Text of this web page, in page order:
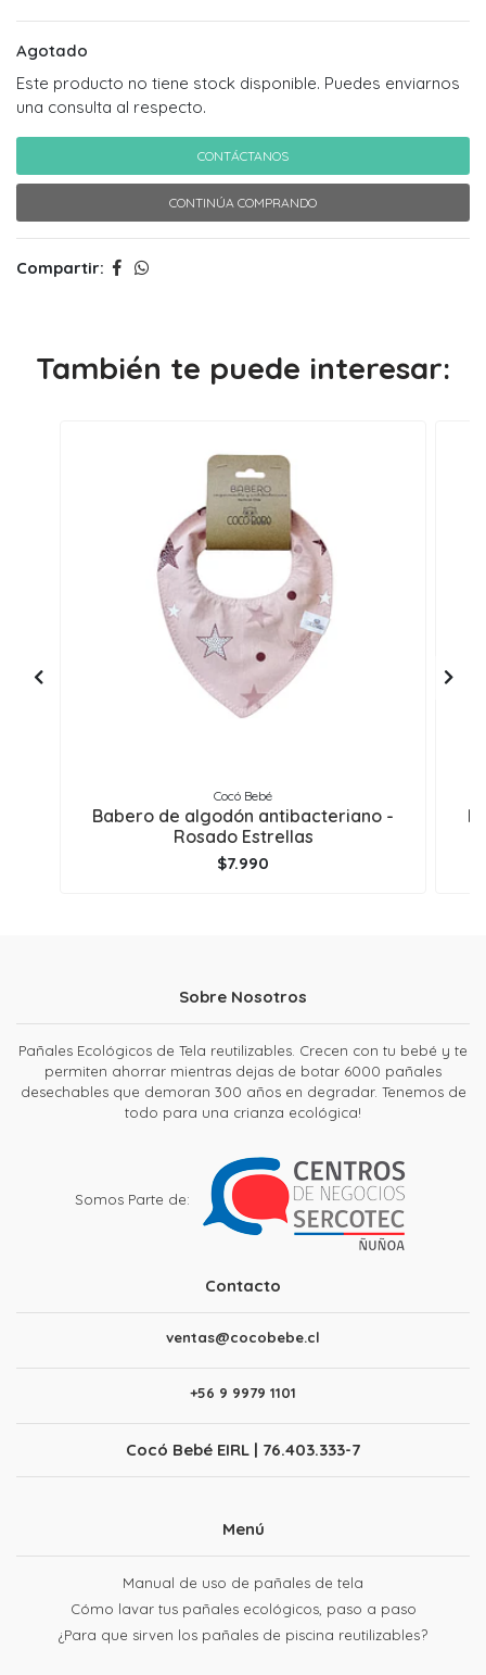
Agotado
Este producto no tiene stock disponible. Puedes enviarnos
una consulta al respecto.
CONTÁCTANOS
CONTINÚA COMPRANDO
Compartir:
También te puede interesar:
Cocó Bebé
Babero de algodón antibacteriano -
Rosado Estrellas
$7.990
Sobre Nosotros
Pañales Ecológicos de Tela reutilizables. Crecen con tu bebé y te
permiten ahorrar mientras dejas de botar 6000 pañales
desechables que demoran 300 años en degradar. Tenemos de
todo para una crianza ecológica!
Somos Parte de:
Contacto
ventas@cocobebe.cl
+56 9 9979 1101
Cocó Bebé EIRL | 76.403.333-7
Menú
Manual de uso de pañales de tela
Cómo lavar tus pañales ecológicos, paso a paso
¿Para que sirven los pañales de piscina reutilizables?